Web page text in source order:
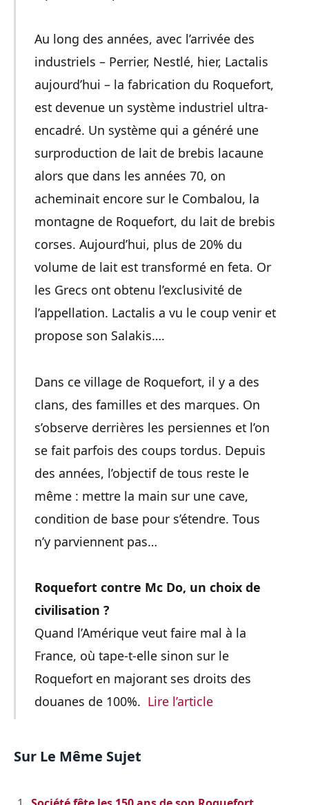
Au long des années, avec l’arrivée des
industriels – Perrier, Nestlé, hier, Lactalis
aujourd’hui – la fabrication du Roquefort,
est devenue un système industriel ultra-
encadré. Un système qui a généré une
surproduction de lait de brebis lacaune
alors que dans les années 70, on
acheminait encore sur le Combalou, la
montagne de Roquefort, du lait de brebis
corses. Aujourd’hui, plus de 20% du
volume de lait est transformé en feta. Or
les Grecs ont obtenu l’exclusivité de
l’appellation. Lactalis a vu le coup venir et
propose son Salakis….
Dans ce village de Roquefort, il y a des
clans, des familles et des marques. On
s’observe derrières les persiennes et l’on
se fait parfois des coups tordus. Depuis
des années, l’objectif de tous reste le
même : mettre la main sur une cave,
condition de base pour s’étendre. Tous
n’y parviennent pas…
Roquefort contre Mc Do, un choix de
civilisation ?
Quand l’Amérique veut faire mal à la
France, où tape-t-elle sinon sur le
Roquefort en majorant ses droits des
douanes de 100%. Lire l’article
Sur Le Même Sujet